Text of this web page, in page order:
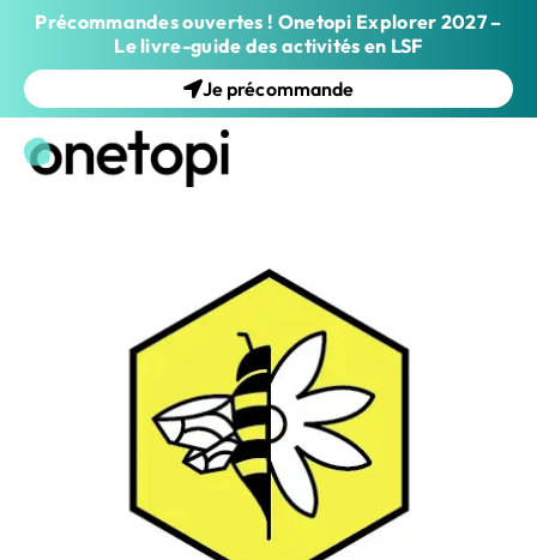
Précommandes ouvertes ! Onetopi Explorer 2027 –
Le livre-guide des activités en LSF
Je précommande